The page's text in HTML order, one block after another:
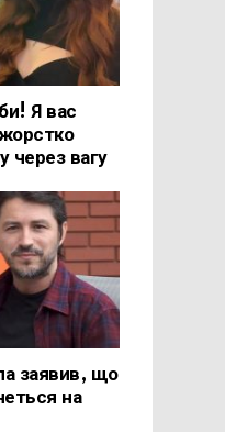
Я вас
через вагу
заявив, що
на